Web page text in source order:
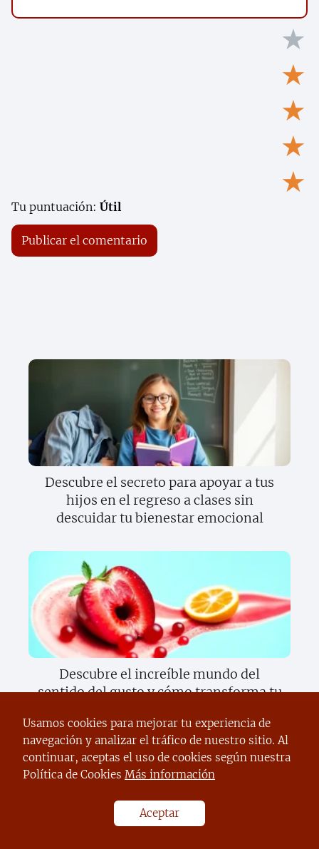
★
★
★
★
★
Tu puntuación: Útil
Descubre el secreto para apoyar a tus
hijos en el regreso a clases sin
descuidar tu bienestar emocional
Descubre el increíble mundo del
sentido del gusto y cómo transforma tu
Usamos cookies para mejorar tu experiencia de
navegación y analizar el tráfico de nuestro sitio. Al
continuar, aceptas el uso de cookies según nuestra
Política de Cookies Más información
Aceptar